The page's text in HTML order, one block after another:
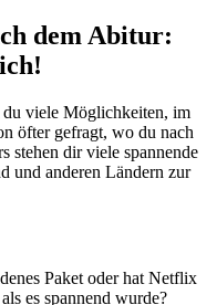
dem Abitur:
viele Möglichkeiten, im
öfter gefragt, wo du nach
stehen dir viele spannende
und anderen Ländern zur
Paket oder hat Netflix
es spannend wurde?